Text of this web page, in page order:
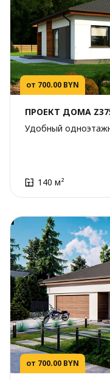
от 700.00 BYN
ПРОЕКТ ДОМА
Удобный
140 м²
от 700.00 BYN